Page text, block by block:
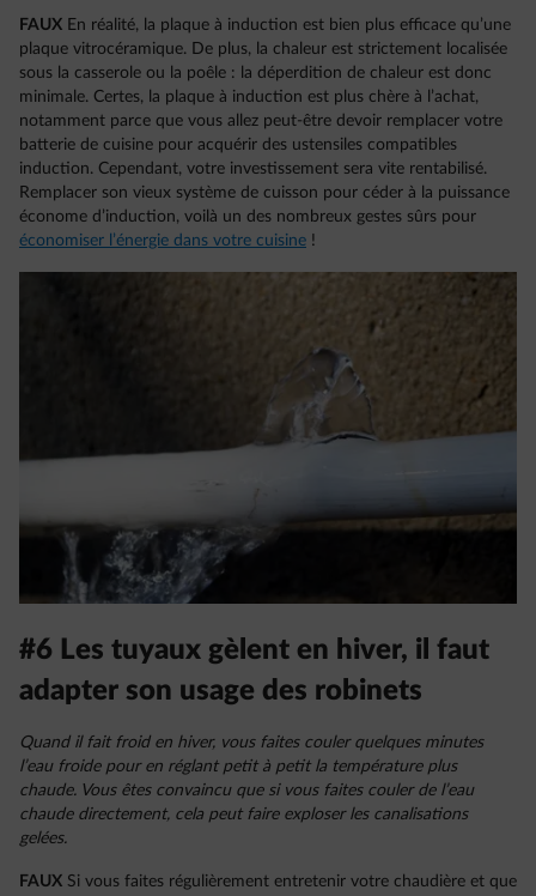
FAUX En réalité, la plaque à induction est bien plus efficace qu’une
plaque vitrocéramique. De plus, la chaleur est strictement localisée
sous la casserole ou la poêle : la déperdition de chaleur est donc
minimale. Certes, la plaque à induction est plus chère à l’achat,
notamment parce que vous allez peut-être devoir remplacer votre
batterie de cuisine pour acquérir des ustensiles compatibles
induction. Cependant, votre investissement sera vite rentabilisé.
Remplacer son vieux système de cuisson pour céder à la puissance
économe d’induction, voilà un des nombreux gestes sûrs pour
économiser l’énergie dans votre cuisine !
#6 Les tuyaux gèlent en hiver, il faut
adapter son usage des robinets
Quand il fait froid en hiver, vous faites couler quelques minutes
l’eau froide pour en réglant petit à petit la température plus
chaude. Vous êtes convaincu que si vous faites couler de l’eau
chaude directement, cela peut faire exploser les canalisations
gelées.
FAUX Si vous faites régulièrement entretenir votre chaudière et que